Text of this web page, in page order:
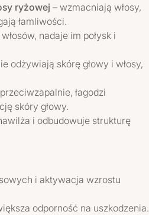
ryżowej – wzmacniają włosy,
łamliwości.
nadaje im połysk i
odżywiają skórę głowy i włosy,
łagodzi
skóry głowy.
i odbudowuje strukturę
i aktywacja wzrostu
odporność na uszkodzenia.